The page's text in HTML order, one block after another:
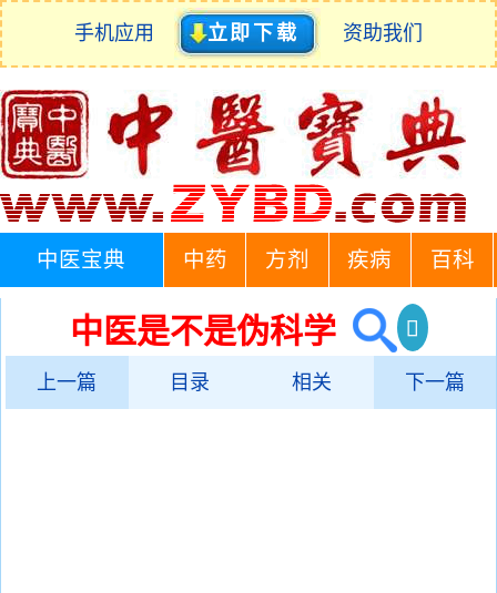
手机应用 立即下载 资助我们
中医宝典 中药 方剂 疾病 百科
中医是不是伪科学
上一篇 目录 相关 下一篇